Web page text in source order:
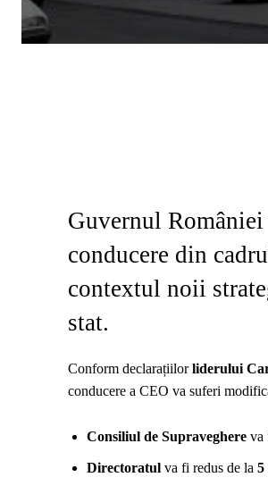
Guvernul
conducere din
contextul noii
stat.
Conform declarațiilorliderului
conducere a CEO va suferi
Consiliul de Supraveghere va
Directoratul va fi redus de la 5